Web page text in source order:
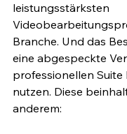
leistungsstärksten
Branche. Und das
eine abgespeckte
professionellen Suite
nutzen. Diese
anderem: